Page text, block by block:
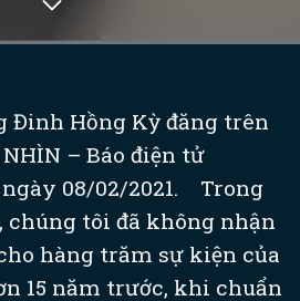
Đinh Hồng Kỳ đăng trên
NHÌN – Báo điện tử
08/02/2021. Trong
chúng tôi đã không nhận
hàng trăm sự kiện của
15 năm trước, khi chuẩn